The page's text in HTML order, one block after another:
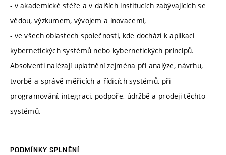
- v akademické sféře a v dalších institucích zabývajících se
vědou, výzkumem, vývojem a inovacemi,
- ve všech oblastech společnosti, kde dochází k aplikaci
kybernetických systémů nebo kybernetických principů.
Absolventi nalézají uplatnění zejména při analýze, návrhu,
tvorbě a správě měřicích a řídicích systémů, při
programování, integraci, podpoře, údržbě a prodeji těchto
systémů.
PODMÍNKY SPLNĚNÍ